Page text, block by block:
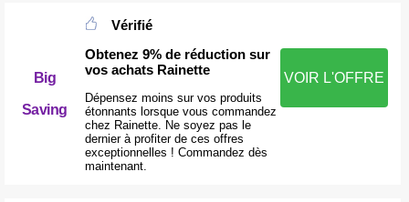
Big
Saving
Vérifié
Obtenez 9% de réduction sur
vos achats Rainette
Dépensez moins sur vos produits
étonnants lorsque vous commandez
chez Rainette. Ne soyez pas le
dernier à profiter de ces offres
exceptionnelles ! Commandez dès
maintenant.
VOIR L'OFFRE